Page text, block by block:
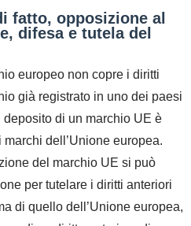
fatto, opposizione al
difesa e tutela del
europeo non copre i diritti
già registrato in uno dei paesi
di un marchio UE è
dell’Unione europea.
del marchio UE si può
per tutelare i diritti anteriori
di quello dell’Unione europea,